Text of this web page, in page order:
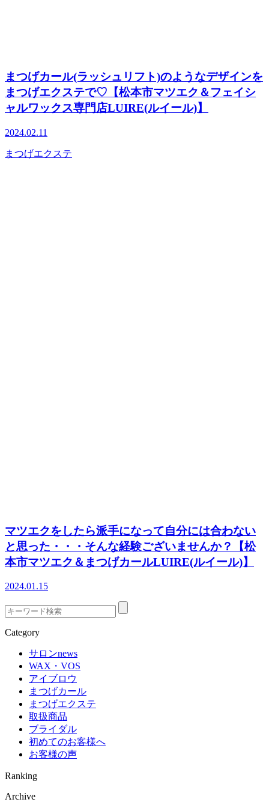
まつげカール(ラッシュリフト)のようなデザインを
まつげエクステで♡【松本市マツエク＆フェイシ
ャルワックス専門店LUIRE(ルイール)】
2024.02.11
まつげエクステ
マツエクをしたら派手になって自分には合わない
と思った・・・そんな経験ございませんか？【松
本市マツエク＆まつげカールLUIRE(ルイール)】
2024.01.15
Category
サロンnews
WAX・VOS
アイブロウ
まつげカール
まつげエクステ
取扱商品
ブライダル
初めてのお客様へ
お客様の声
Ranking
Archive